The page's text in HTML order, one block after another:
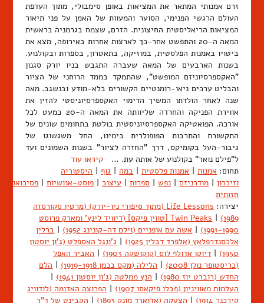
זרם אמנותי המתאר את המציאות באופן סימבולי, מתוך העדפת
העולם הרגשי הפנימי, הסוער והמעוות של האמן על פני תיאור
המציאות הריאליסטית החיצונית. הזרם, שצמח בגרמניה בראשית
המאה ה-20 והתפשט אחר-כך לארצות אחרות באירופה, מצא את
ביטויו באמנות הפלסטית, במוזיקה, בתאטרון, בספרות ובקולנוע.
בשנות הארבעים של המאה שעברה התגבש בניו יורק סגנון
"האקספרסיוניזם המופשט", שהתמקד בממד הרוחני של הציור
והבליט ערכים ניאו-רומנטיים הקשורים בלא-מודע ובנשגב. מאה
שנה לאחר הולדתו המשיך הדימוי האקספרסיוניסטי להזין את
אווירת הפניקה והחרדה שליוותה את המאה ה-20 כמעט לכל
אורכה. הפואטיקה האקספרסיוניסטית בולטת בתחומים שונים של
התקשורת והתרבות הפופולרית בימינו, החל משגשוגו של
גיבור-העל בקומיקס, דרך "החזרה לציור" בשנות השמונים ועד
ל"פילם נואר" בקולנוע של אותה עת. … קיראו עוד
תחום: אמנות | אמנות פלסטית | במה | גוף | היסטוריה
וזיכרון | מודרניזם | נפש | ספרות | עיצוב | פוסט-אנושיות |
חזותית
יצירה:
Life Lessons (מתוך סיפורי ניו-יורק) (מרטין סקורסזה
1989)
|
Twin Peaks [טווין פיקס] (דיוויד לינץ' ומארק פרוסט
1991-1990)
| אשה עם אופניים (וילם דה-קונינג 1952) | ברלין
אלכסנדרפלאץ (אלפרד דבלין 1925)
| ג'ונגל האספלט (ג'ון יוסטון
1950)
| דיוקן אדולף לוס (קוקושקה 1903) | האביר האפל
(כריסטופר נולן 2008)
| הלילה (מקס בכמן 1919-1918) | הלם
החדש (רוברט יוז 1980)
| הנץ ממלטה (ג'ון יוסטון 1941)
|
העלמות מאוויניון (פבלו פיקאסו 1907)
| הפרוצה האדומה (לודוויג
קירכנר 1914)
| הצעקה (אדוארד מונק 1893) | הקבינט של ד"ר